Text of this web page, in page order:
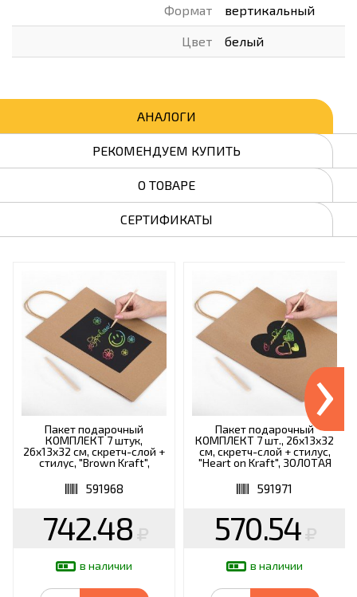
Формат вертикальный
Цвет белый
АНАЛОГИ
РЕКОМЕНДУЕМ КУПИТЬ
О ТОВАРЕ
СЕРТИФИКАТЫ
Пакет подарочный
КОМПЛЕКТ 7 штук,
26x13x32 см, скретч-слой +
стилус, "Brown Kraft",
591968
742.48
в наличии
Пакет подарочный
КОМПЛЕКТ 7 шт., 26x13x32
см, скретч-слой + стилус,
"Heart on Kraft", ЗОЛОТАЯ
591971
570.54
в наличии
›